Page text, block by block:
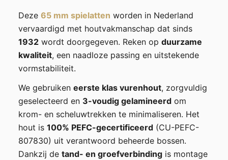
Deze 65 mm spielatten worden in Nederland
vervaardigd met houtvakmanschap dat sinds
1932 wordt doorgegeven. Reken op duurzame
kwaliteit, een naadloze passing en uitstekende
vormstabiliteit.
We gebruiken eerste klas vurenhout, zorgvuldig
geselecteerd en 3-voudig gelamineerd om
krom- en scheluwtrekken te minimaliseren. Het
hout is 100% PEFC-gecertificeerd (CU-PEFC-
807830) uit verantwoord beheerde bossen.
Dankzij de tand- en groefverbinding is montage